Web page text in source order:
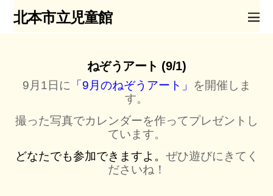
北本市立児童館
ねぞうアート (9/1)
9月1日に 「9月のねぞうアート」
を開催しま
す。
撮った写真でカレンダーを作ってプレゼントし
ています。
どなたでも参加できますよ。 ぜひ遊びにきてく
ださいね！